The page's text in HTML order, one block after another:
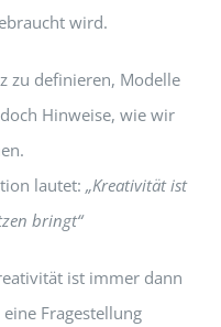
wird.
zu definieren, Modelle
Hinweise, wie wir
lautet: „Kreativität ist
bringt“
ist immer dann
Fragestellung